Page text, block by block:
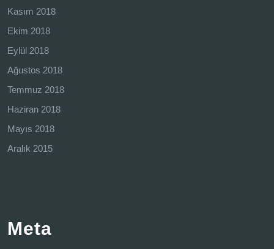
Kasım 2018
Ekim 2018
Eylül 2018
Ağustos 2018
Temmuz 2018
Haziran 2018
Mayıs 2018
Aralık 2015
Meta